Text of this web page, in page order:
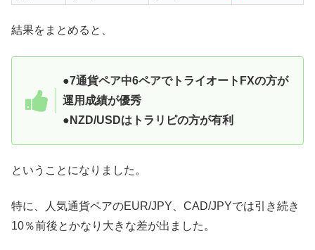
結果をまとめると、
●7通貨ペア中6ペアでトライオートFXの方が
運用成績が優秀
●NZD/USDはトラリピの方が有利
ということになりました。
特に、人気通貨ペアのEUR/JPY、CAD/JPYでは引き続き
10％前後とかなり大きな差が出ました。